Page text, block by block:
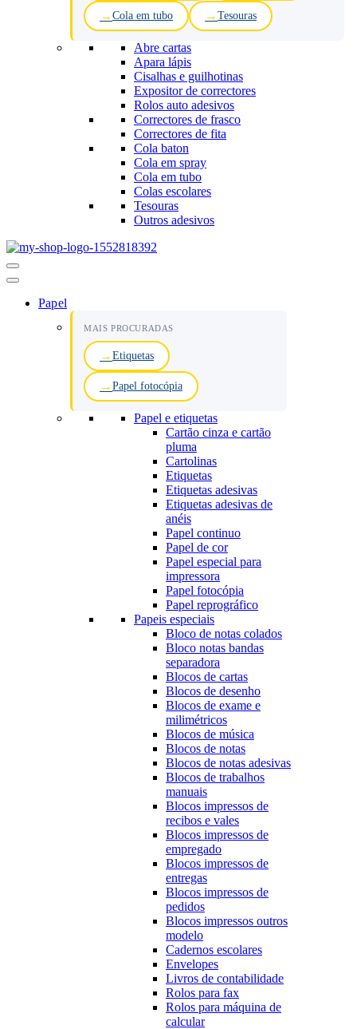
Cola em tubo Tesouras
Abre cartas
Apara lápis
Cisalhas e guilhotinas
Expositor de correctores
Rolos auto adesivos
Correctores de frasco
Correctores de fita
Cola baton
Cola em spray
Cola em tubo
Colas escolares
Tesouras
Outros adesivos
Menu
de
Papel
MAIS PROCURADAS
Etiquetas
Papel fotocópia
Papel e etiquetas
Cartão cinza e cartão
pluma
Cartolinas
Etiquetas
Etiquetas adesivas
Etiquetas adesivas de
anéis
Papel continuo
Papel de cor
Papel especial para
impressora
Papel fotocópia
Papel reprográfico
Papeis especiais
Bloco de notas colados
Bloco notas bandas
separadora
Blocos de cartas
Blocos de desenho
Blocos de exame e
milimétricos
Blocos de música
Blocos de notas
Blocos de notas adesivas
Blocos de trabalhos
manuais
Blocos impressos de
recibos e vales
Blocos impressos de
empregado
Blocos impressos de
entregas
Blocos impressos de
pedidos
Blocos impressos outros
modelo
Cadernos escolares
Envelopes
Livros de contabilidade
Rolos para fax
Rolos para máquina de
calcular